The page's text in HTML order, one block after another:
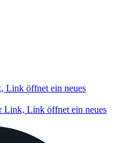
Link öffnet ein neues
Link, Link öffnet ein neues